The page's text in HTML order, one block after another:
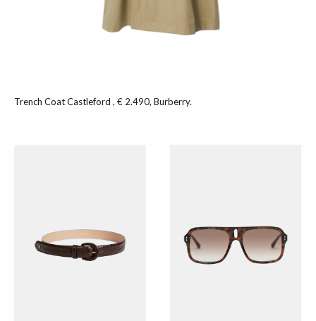
Trench Coat Castleford , € 2.490, Burberry.